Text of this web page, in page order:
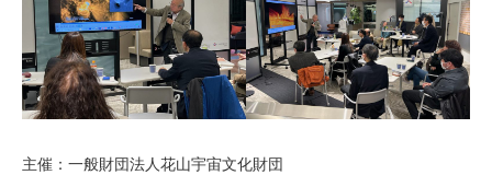
主催：一般財団法人花山宇宙文化財団